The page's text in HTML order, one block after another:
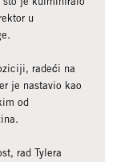
u
radeći na
je nastavio kao
od
rad Tylera